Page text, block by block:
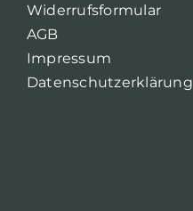
Widerrufsformular
AGB
Impressum
Datenschutzerklärung